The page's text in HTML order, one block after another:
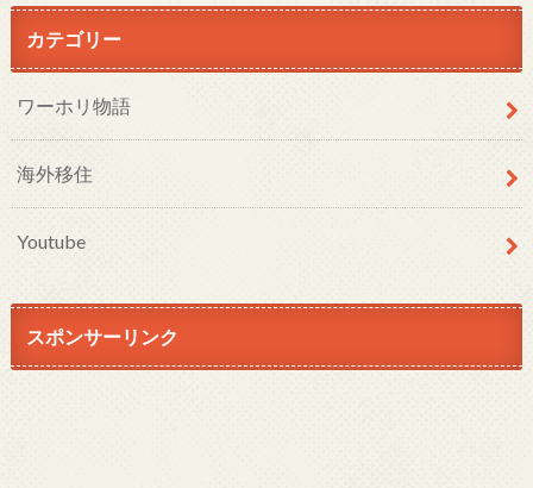
カテゴリー
ワーホリ物語
海外移住
Youtube
スポンサーリンク